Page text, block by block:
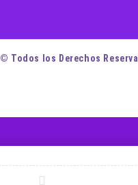
Todos los Derechos